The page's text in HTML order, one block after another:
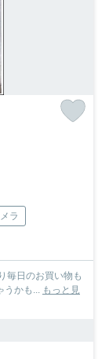
ラ
毎日のお買い物も
うかも... もっと見